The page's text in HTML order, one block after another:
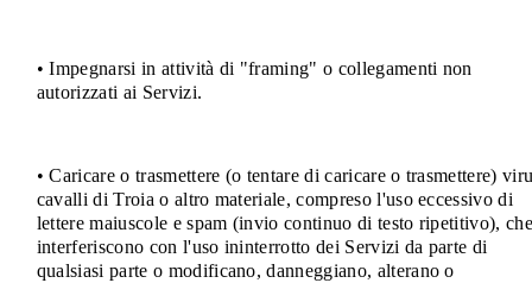
• Impegnarsi in attività di "framing" o collegamenti non
autorizzati ai Servizi.
• Caricare o trasmettere (o tentare di caricare o trasmettere)
cavalli di Troia o altro materiale, compreso l'uso eccessivo di
lettere maiuscole e spam (invio continuo di testo ripetitivo), che
interferiscono con l'uso ininterrotto dei Servizi da parte di
qualsiasi parte o modificano, danneggiano, alterano o